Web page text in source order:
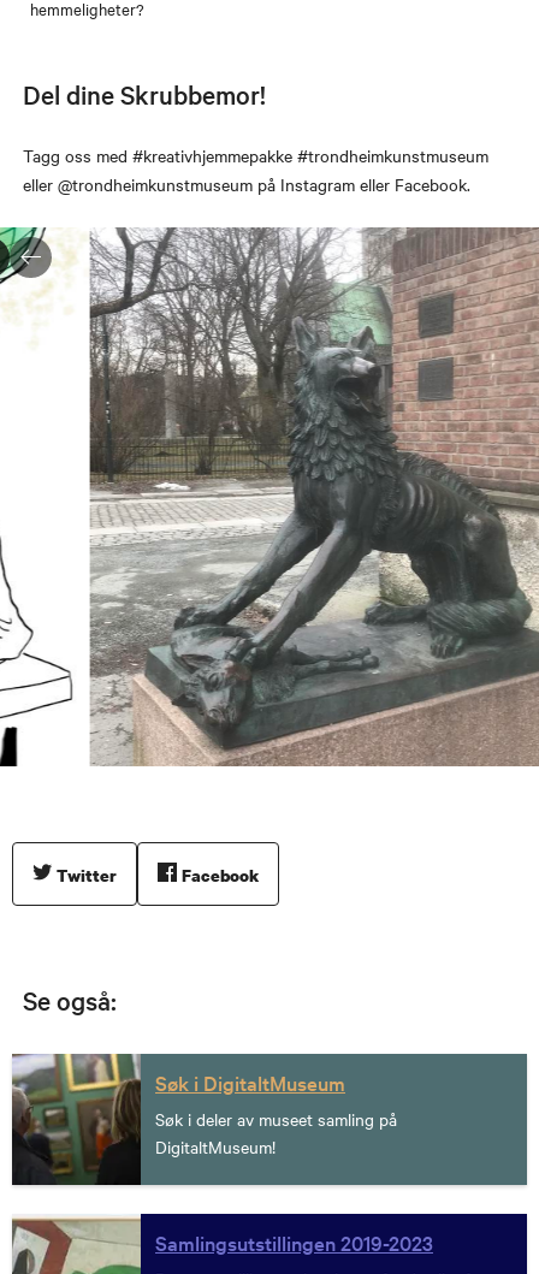
hemmeligheter?
Del dine Skrubbemor!
Tagg oss med #kreativhjemmepakke #trondheimkunstmuseum
eller @trondheimkunstmuseum på Instagram eller Facebook.
Twitter Facebook
Se også:
Søk i DigitaltMuseum
Søk i deler av museet samling på
DigitaltMuseum!
Samlingsutstillingen 2019-2023